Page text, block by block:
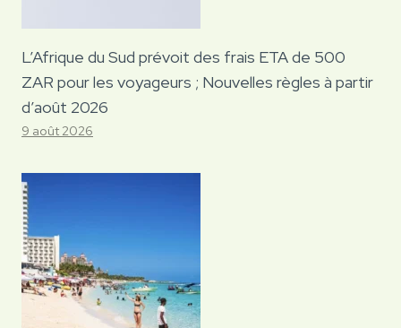
L’Afrique du Sud prévoit des frais ETA de 500
ZAR pour les voyageurs ; Nouvelles règles à partir
d’août 2026
9 août 2026